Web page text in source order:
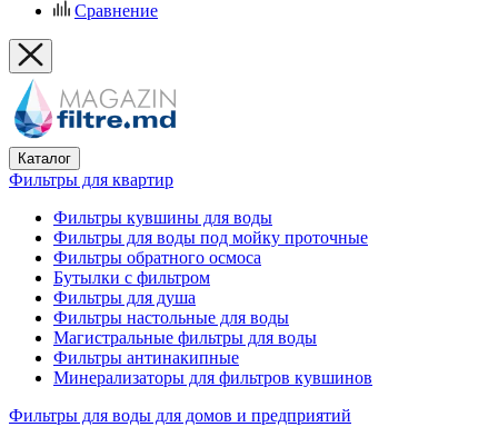
Сравнение
Каталог
Фильтры для квартир
Фильтры кувшины для воды
Фильтры для воды под мойку проточные
Фильтры обратного осмоса
Бутылки с фильтром
Фильтры для душа
Фильтры настольные для воды
Магистральные фильтры для воды
Фильтры антинакипные
Минерализаторы для фильтров кувшинов
Фильтры для воды для домов и предприятий